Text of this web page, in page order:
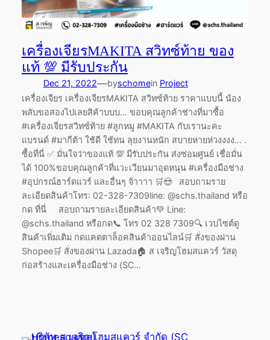
เครื่องเจียรMAKITA สวิทซ์ท้าย ของ
แท้ 💯 มีรับประกัน
Dec 21, 2022—byschomein Project
เครื่องเจียร เครื่องเจียรMAKITA สวิทซ์ท้าย ราคาแบบนี้ น้อง
พลับขอสองไปเลยสิค้าบบบ… ขอบคุณลูกค้าช่างที่มาซื้อ
#เครื่องเจียรสวิทซ์ท้าย #ลูกหมู #MAKITA กับเรานะคะ
แบรนด์ #มากีต้า ใช้ดี ใช้ทน ลุยงานหนัก สบายหายห่วงงงง… .
ซื้อที่นี่ ✅ มั่นใจว่าของแท้ 💯 มีรับประกัน ส่งซ่อมศูนย์ เชื่อมั่น
ได้ 100%ขอบคุณลูกค้าที่แวะเวียนมาอุดหนุน #เครื่องมือช่าง
#อุปกรณ์ฮาร์ดแวร์ และอื่นๆ จ้าาาา 🛒😍 สอบถามราย
ละเอียดสินค้าโทร: 02-328-7309line: @schs.thailand หรือ
กด ที่นี่ สอบถามรายละเอียดสินค้า💚 Line:
@schs.thailand หรือกด📞 โทร 02 328 7309🔍 เวบไซต์ดู
สินค้าเพิ่มเติม กดแคตตาล็อคสินค้าออนไลน์🛒 สั่งของผ่าน
Shopee🛒 สั่งของผ่าน Lazada🏠 ส เจริญโฮมสแควร์ วัสดุ
ก่อสร้างและเครื่องมือช่าง (SC…